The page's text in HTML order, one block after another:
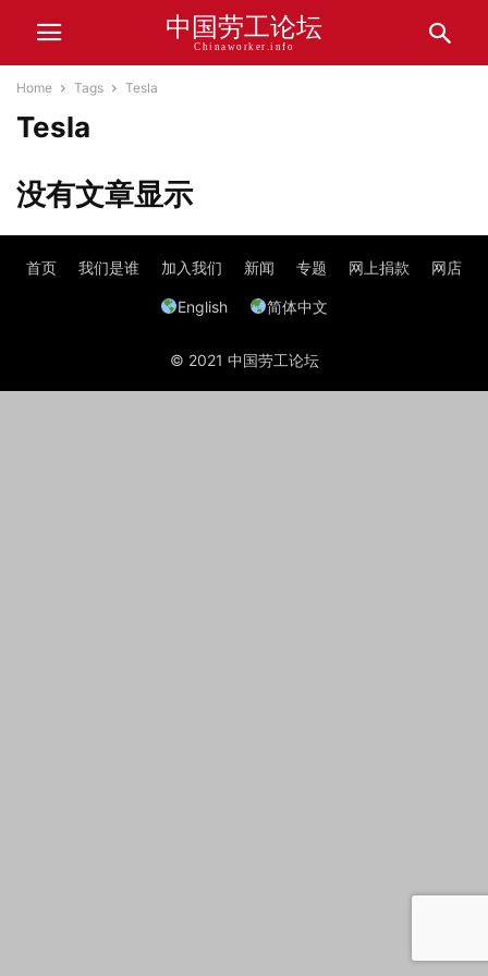
中国劳工论坛
Chinaworker.info
Home Tags Tesla
Tesla
没有文章显示
首页 我们是谁 加入我们 新闻 专题 网上捐款 网店
English 简体中文
© 2021 中国劳工论坛